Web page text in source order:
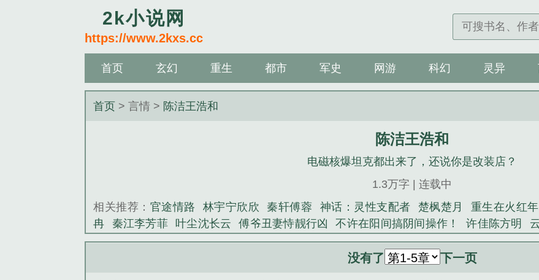
2k小说网
https://www.2kxs.cc
首页 玄幻 重生 都市 军史 网游 科幻 灵异
首页 > 言情 > 陈洁王浩和
陈洁王浩和
电磁核爆坦克都出来了，还说你是改装店？
1.3万字 | 连载中
相关推荐： 官途情路 林宇宁欣欣 秦轩傅蓉 神话：灵性支配者 楚枫楚月 重生在火红
冉
秦江李芳菲 叶尘沈长云 傅爷丑妻恃靓行凶 不许在阳间搞阴间操作！ 许佳陈方明
林羽 江斛陈司哲 盖世狂徒 叶尘沈长云 江斛陈司哲 国色生枭 姜怀沈淮之 林霄林羽
不许在阳间搞阴间操作！ 云的抗日
没有了 下一页